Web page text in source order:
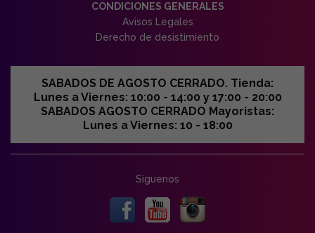
CONDICIONES GENERALES
Avisos Legales
Derecho de desistimiento
SABADOS DE AGOSTO CERRADO. Tienda:
Lunes a Viernes: 10:00 - 14:00 y 17:00 - 20:00
SABADOS AGOSTO CERRADO Mayoristas:
Lunes a Viernes: 10 - 18:00
Síguenos